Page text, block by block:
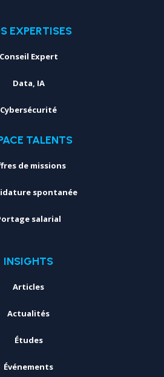
EXPERTISES
Conseil Expert
Data, IA
Cybersécurité
TALENTS
de missions
spontanée
salarial
INSIGHTS
Articles
Actualités
Études
Événements